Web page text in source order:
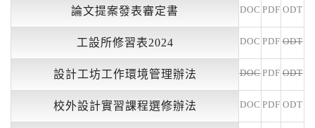
論文提案發表審定書 DOC PDF ODT
工設所修習表2024 DOC PDF ODT
設計工坊工作環境管理辦法 DOCPDF ODT
校外設計實習課程選修辦法 DOC PDF ODT